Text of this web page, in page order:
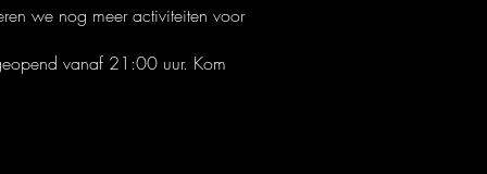
we nog meer activiteiten voor
vanaf 21:00 uur. Kom